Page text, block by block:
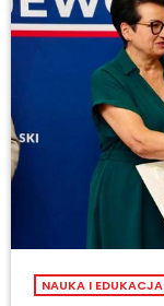
NAUKA I EDUKACJA